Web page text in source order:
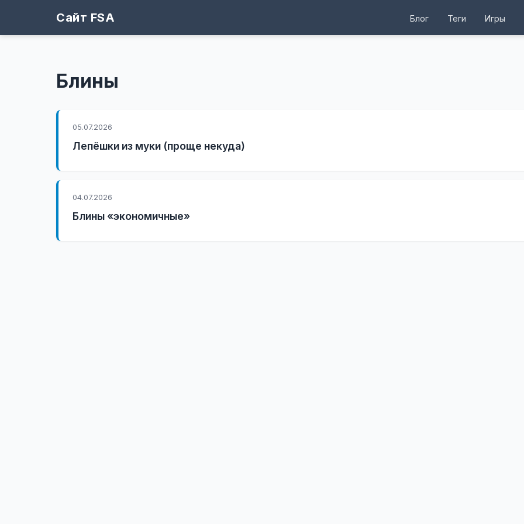
Сайт FSA Блог Теги Игры
Блины
05.07.2026
Лепёшки из муки (проще некуда)
04.07.2026
Блины «экономичные»